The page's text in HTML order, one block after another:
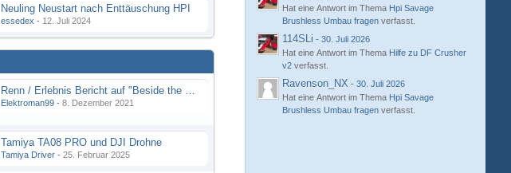
Neuling Neustart nach Enttäuschung HPI
essedex - 12. Juli 2024
Renn / Erlebnis Bericht auf "Beside the Race"
Elektroman99 - 8. Dezember 2021
Tamiya TA08 PRO und DJI Drohne
Tamiya Driver - 25. Februar 2025
Hat eine Antwort im Thema Hpi Savage
Brushless Umbau fragen verfasst.
114SLi - 30. Juli 2026
Hat eine Antwort im Thema Hilfe zu DF Crusher
v2 verfasst.
Ravenson_NX - 30. Juli 2026
Hat eine Antwort im Thema Hpi Savage
Brushless Umbau fragen verfasst.